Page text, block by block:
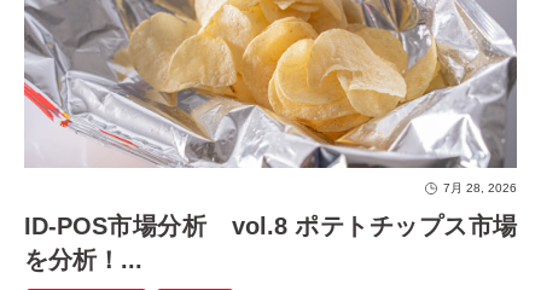
7月 28, 2026
ID-POS市場分析 vol.8 ポテトチップス市場
を分析！...